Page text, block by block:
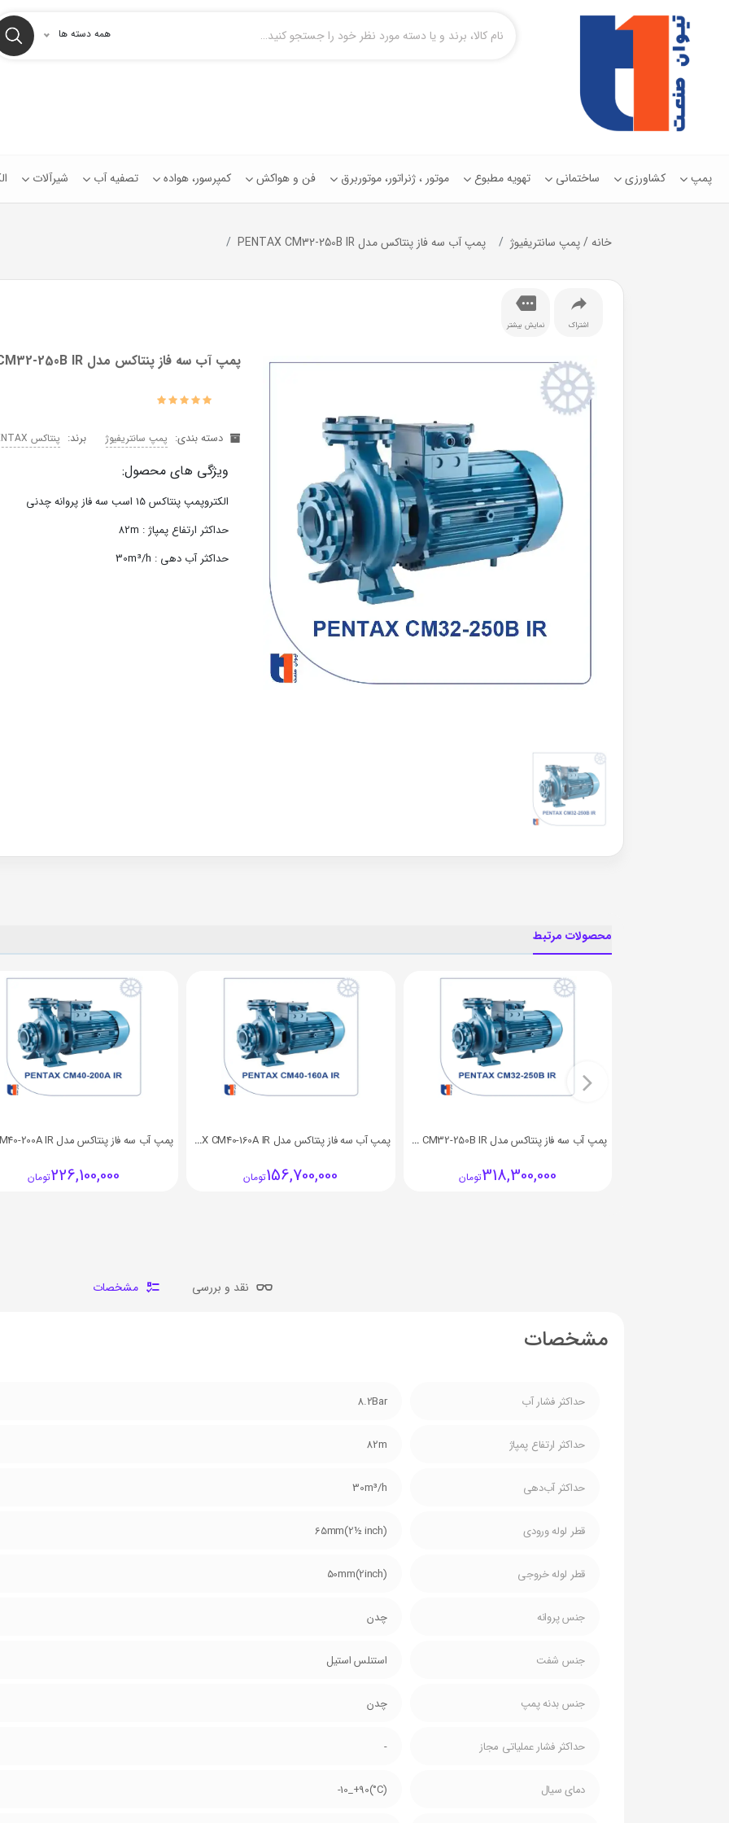
همه دسته ها
پمپ کشاورزی ساختمانی تهویه مطبوع موتور ، ژنراتور، موتوربرق فن و هواکش کمپرسور، هواده تصفیه آب شیرآلات
خانه/پمپ سانتریفیوژ پمپ آب سه فاز پنتاکس مدل PENTAX CM32-250B IR
اشتراک نمایش بیشتر
پمپ آب سه فاز پنتاکس مدل PENTAX CM32-250B IR
دسته بندی: پمپ سانتریفیوژ برند: پنتاکس PENTAX
ویژگی های محصول:
الکتروپمپ پنتاکس 15 اسب سه فاز پروانه چدنی
حداکثر ارتفاع پمپاژ : 82m
حداکثر آب دهی : 30m³/h
محصولات مرتبط
پمپ آب سه فاز پنتاکس مدل PENTAX CM32-250B IR
318,300,000تومان
پمپ آب سه فاز پنتاکس مدل PENTAX CM40-160A IR
156,700,000تومان 226,100,000تومان
نقد و بررسی مشخصات
مشخصات
حداکثر فشار آب 8.2Bar
حداکثر ارتفاع پمپاژ 82m
حداکثر آب‌دهی 30m³/h
قطر لوله ورودی 65mm(2½ inch)
قطر لوله خروجی 50mm(2inch)
جنس پروانه چدن
جنس شفت استنلس استیل
جنس بدنه پمپ چدن
حداکثر فشار عملیاتی مجاز -
دمای سیال (C°)10_+90-